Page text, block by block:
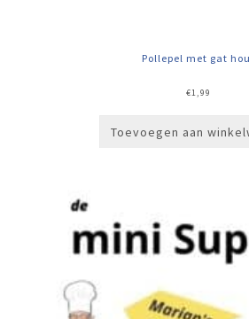
Pollepel met gat
€1,99
Toevoegen aan